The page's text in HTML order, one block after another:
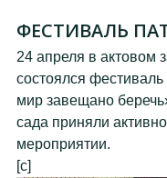
ФЕСТИВАЛЬ
24 апреля в
состоялся
мир завещано
сада приняли
мероприятии.
[c]